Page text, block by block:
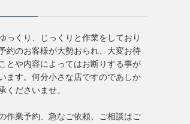
っくり、じっくりと作業をしており
約のお客様が大勢おられ、大変お待
とや内容によってはお断りする事が
ます。何分小さな店ですのであしか
くださいませ。
作業予約、急なご依頼、ご相談はご